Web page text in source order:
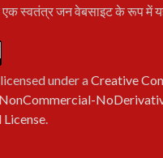
एक स्वतंत्र जन वेबसाइट के रूप में
under aCreative
.